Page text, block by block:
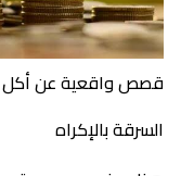
قصص واقعية عن أكل
السرقة بالإكراه